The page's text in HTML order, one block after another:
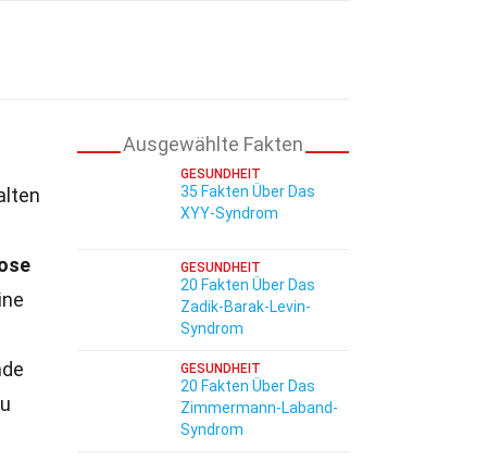
Ausgewählte Fakten
GESUNDHEIT
35 Fakten Über Das
XYY-Syndrom
GESUNDHEIT
20 Fakten Über Das
Zadik-Barak-Levin-
Syndrom
GESUNDHEIT
20 Fakten Über Das
Zimmermann-Laband-
Syndrom